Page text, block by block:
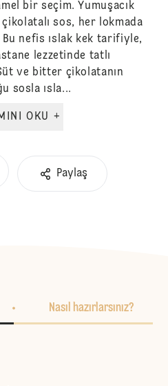
bir seçim. Yumuşacık
sos, her lokmada
nefis ıslak kek tarifiyle,
lezzetinde tatlı
ve bitter çikolatanın
sosla ısla...
DEVAMINI OKU +
Paylaş
Nasıl hazırlarsınız?